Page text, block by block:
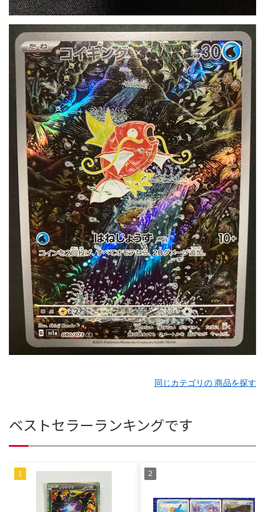
同じカテゴリの 商品を探す
ベストセラーランキングです